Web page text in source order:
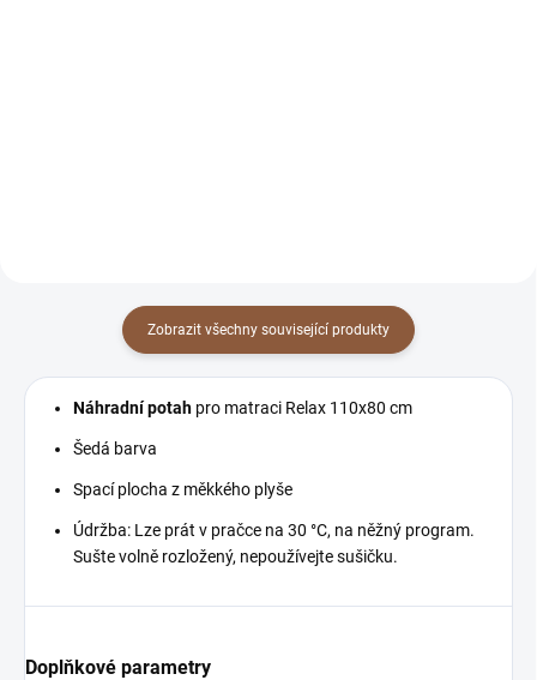
Zobrazit všechny související produkty
Náhradní potah pro matraci Relax 110x80 cm
Šedá barva
Spací plocha z měkkého plyše
Údržba: Lze prát v pračce na 30 °C, na něžný program.
Sušte volně rozložený, nepoužívejte sušičku.
Doplňkové parametry